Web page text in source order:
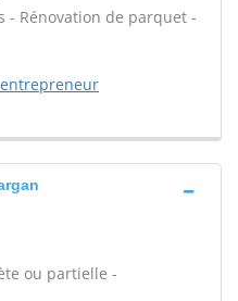
- Rénovation de parquet -
entrepreneur
ou partielle -